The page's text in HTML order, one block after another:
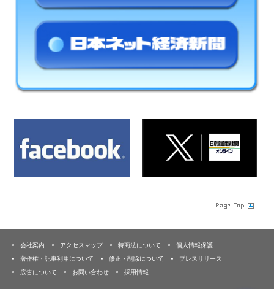
会社案内 アクセスマップ 特商法について
個人情報保護
著作権・記事利用について
修正・削除について
プレスリリース
広告について
お問い合わせ 採用情報